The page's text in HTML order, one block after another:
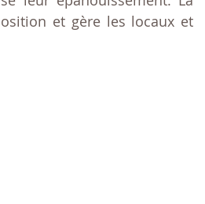
et gère les locaux et